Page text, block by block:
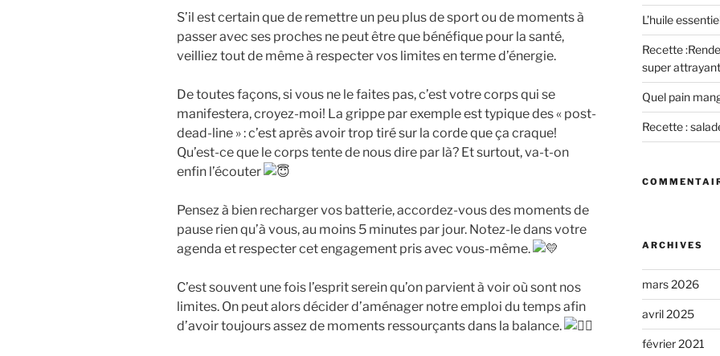
S’il est certain que de remettre un peu plus de sport ou de moments à
passer avec ses proches ne peut être que bénéfique pour la santé,
veilliez tout de même à respecter vos limites en terme d’énergie.
Detoutes façons, si vous ne le faites pas, c’est votre corps qui se
manifestera, croyez-moi! La grippe par exemple est typique des « post-
dead-line » : c’est après avoir trop tiré sur la corde que ça craque!
Qu’est-ce que le corps tente de nous dire par là? Et surtout, va-t-on
enfin l’écouter
Pensez à bien recharger vos batterie, accordez-vous des moments de
pause rien qu’à vous, au moins 5 minutes par jour. Notez-le dans votre
agenda et respecter cet engagement pris avec vous-même.
C’est souvent une fois l’esprit serein qu’on parvient à voir où sont nos
limites. On peut alors décider d’aménager notre emploi du temps afin
d’avoir toujours assez de moments ressourçants dans la balance.
L’huile
Recette
super
Quel pain
Recette :
ARCHIVES
mars 2026
avril 2025
février 2021